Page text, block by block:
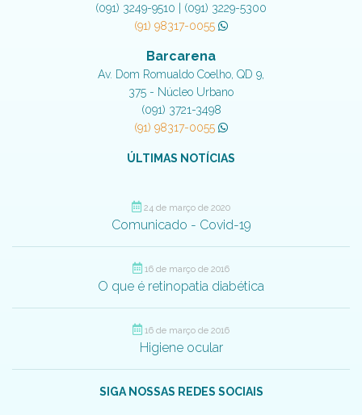
(091) 3249-9510 | (091) 3229-5300
(91) 98317-0055
Barcarena
Av. Dom Romualdo Coelho, QD 9,
375 - Núcleo Urbano
(091) 3721-3498
(91) 98317-0055
ÚLTIMAS NOTÍCIAS
24 de março de 2020
Comunicado - Covid-19
16 de março de 2016
O que é retinopatia diabética
16 de março de 2016
Higiene ocular
SIGA NOSSAS REDES SOCIAIS